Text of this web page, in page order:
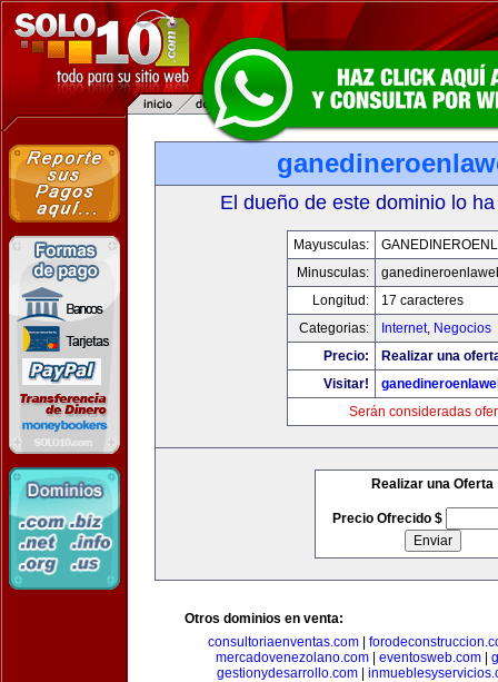
El dueño de este dominio lo
Mayusculas:
Minusculas:
Longitud:
17 caracteres
Categorias:
Internet, Negocios
Precio:
Realizar una
Visitar!
Serán consideradas
Realizar una Oferta
Precio Ofrecido $
Otros dominios en venta:
consultoriaenventas.com
mercadovenezolano.com
eventosweb.com
gestionydesarrollo.com